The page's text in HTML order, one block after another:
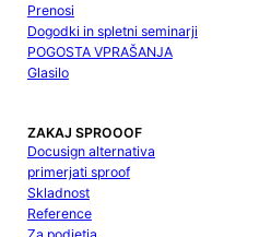
Prenosi
Dogodki in spletni seminarji
POGOSTA VPRAŠANJA
Glasilo
ZAKAJ SPROOOF
Docusign alternativa
primerjati sproof
Skladnost
Reference
Za podjetja